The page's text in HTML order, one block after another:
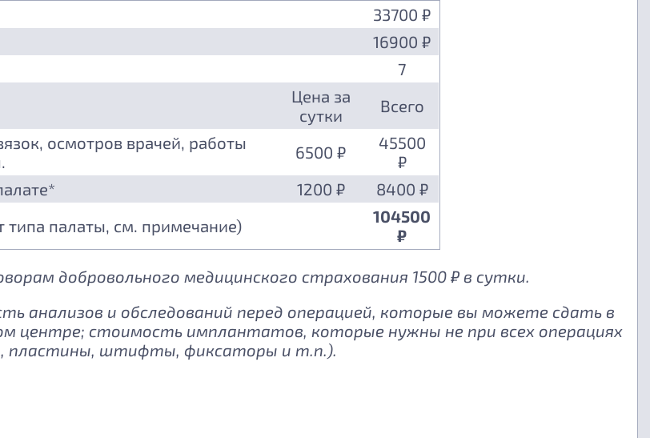
33700 ₽
16900 ₽
7
Цена за
сутки
Всего
осмотров врачей, работы
6500 ₽
45500
₽
1200 ₽
8400 ₽
типа палаты, см. примечание)
104500
₽
добровольного медицинского страхования 1500 ₽ в сутки.
анализов и обследований перед операцией, которые вы можете сдать в
центре; стоимость имплантатов, которые нужны не при всех операциях
пластины, штифты, фиксаторы и т.п.).